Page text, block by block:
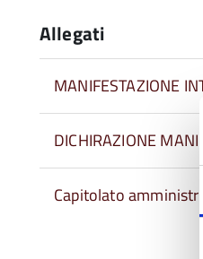
Allegati
MANIFESTAZIONE
DICHIRAZIONE
Capitolato